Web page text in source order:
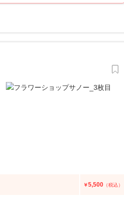
￥5,500 （税込）